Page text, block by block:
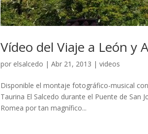
Vídeo del Viaje a León y
por elsalcedo |Abr 21, 2013 |videos
Disponible el montaje fotográfico-musical
Taurina El Salcedo durante el Puente de San
Romea por tan magnífico...